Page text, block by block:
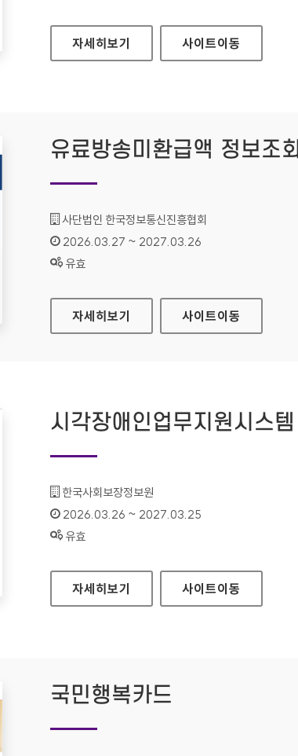
우체국금융개발원
자세히보기 사이트이동
유료방송미환급액 정보조회
기관명 :
사단법인 한국정보통신진흥협회
인증기간 :
2026.03.27 ~ 2027.03.26
상태 :
유효
유료방송미환급액 정보조회
자세히보기 사이트이동
시각장애인업무지원시스템
기관명 :
한국사회보장정보원
인증기간 :
2026.03.26 ~ 2027.03.25
상태 :
유효
시각장애인업무지원시스템
자세히보기 사이트이동
국민행복카드